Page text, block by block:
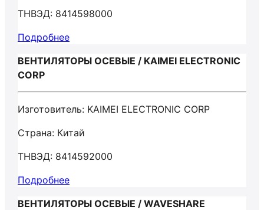
ТНВЭД: 8414598000
Подробнее
ВЕНТИЛЯТОРЫ ОСЕВЫЕ / KAIMEI ELECTRONIC
CORP
Изготовитель: KAIMEI ELECTRONIC CORP
Страна: Китай
ТНВЭД: 8414592000
Подробнее
ВЕНТИЛЯТОРЫ ОСЕВЫЕ / WAVESHARE